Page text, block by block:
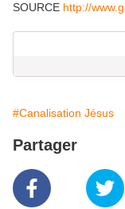
SOURCE http://
#Canalisation Jésus
Partager